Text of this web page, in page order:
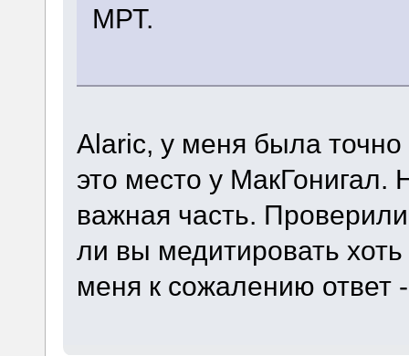
МРТ.
Alaric, у меня была точно
это место у МакГонигал.
важная часть.
ли вы медитировать
меня к сожалению ответ